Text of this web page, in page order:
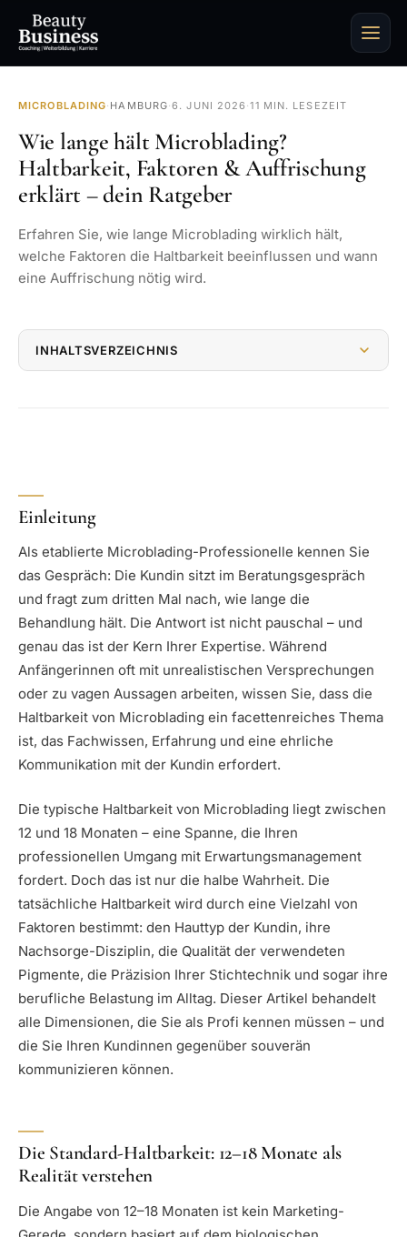
MICROBLADING· HAMBURG·6. JUNI 2026 ·11 MIN. LESEZEIT
Wie lange hält Microblading?
Haltbarkeit, Faktoren & Auffrischung
erklärt – dein Ratgeber
Erfahren Sie, wie lange Microblading wirklich hält,
welche Faktoren die Haltbarkeit beeinflussen und wann
eine Auffrischung nötig wird.
INHALTSVERZEICHNIS
Einleitung
Als etablierte Microblading-Professionelle kennen Sie
das Gespräch: Die Kundin sitzt im Beratungsgespräch
und fragt zum dritten Mal nach, wie lange die
Behandlung hält. Die Antwort ist nicht pauschal – und
genau das ist der Kern Ihrer Expertise. Während
Anfängerinnen oft mit unrealistischen Versprechungen
oder zu vagen Aussagen arbeiten, wissen Sie, dass die
Haltbarkeit von Microblading ein facettenreiches Thema
ist, das Fachwissen, Erfahrung und eine ehrliche
Kommunikation mit der Kundin erfordert.
Die typische Haltbarkeit von Microblading liegt zwischen
12 und 18 Monaten – eine Spanne, die Ihren
professionellen Umgang mit Erwartungsmanagement
fordert. Doch das ist nur die halbe Wahrheit. Die
tatsächliche Haltbarkeit wird durch eine Vielzahl von
Faktoren bestimmt: den Hauttyp der Kundin, ihre
Nachsorge-Disziplin, die Qualität der verwendeten
Pigmente, die Präzision Ihrer Stichtechnik und sogar ihre
berufliche Belastung im Alltag. Dieser Artikel behandelt
alle Dimensionen, die Sie als Profi kennen müssen – und
die Sie Ihren Kundinnen gegenüber souverän
kommunizieren können.
Die Standard-Haltbarkeit: 12–18 Monate als
Realität verstehen
Die Angabe von 12–18 Monaten ist kein Marketing-